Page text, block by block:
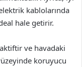
kablolarında
hale getirir.
ve havadaki
koruyucu